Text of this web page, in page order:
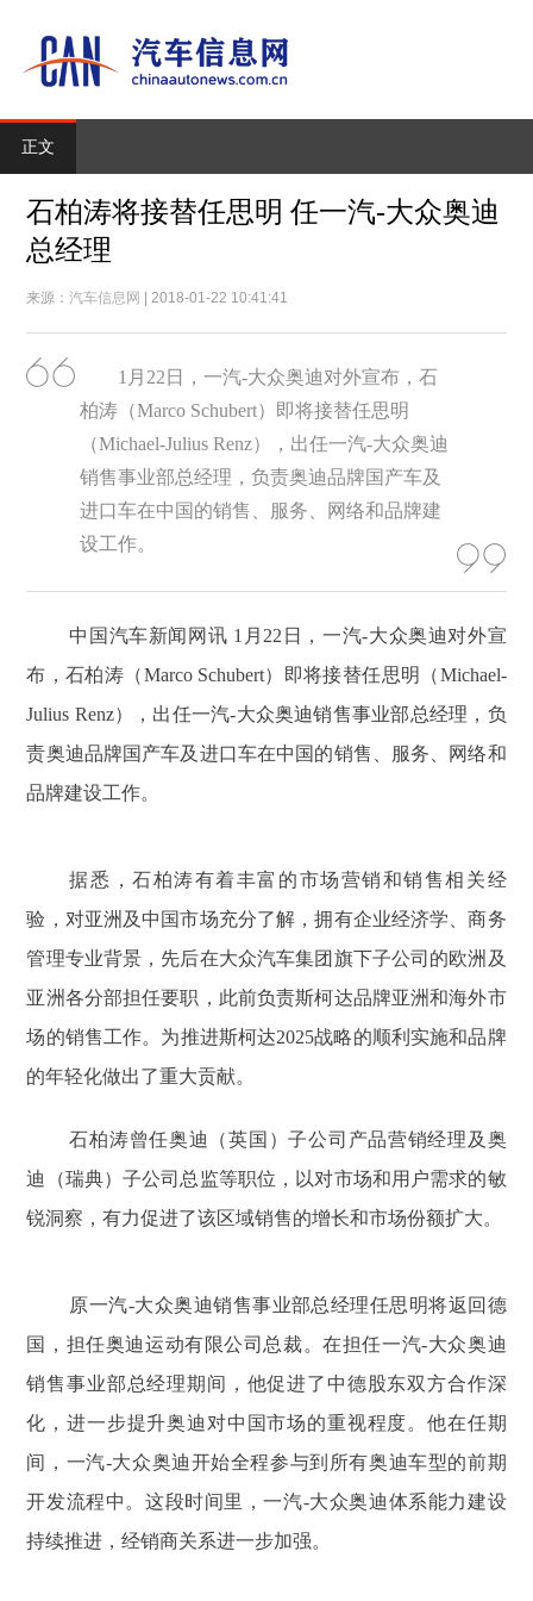
正文
石柏涛将接替任思明 任一汽-大众奥迪
总经理
来源：汽车信息网 | 2018-01-22 10:41:41
1月22日，一汽-大众奥迪对外宣布，石
柏涛（Marco Schubert）即将接替任思明
（Michael-Julius Renz），出任一汽-大众奥迪
销售事业部总经理，负责奥迪品牌国产车及
进口车在中国的销售、服务、网络和品牌建
设工作。
中国汽车新闻网讯 1月22日，一汽-大众奥迪对外宣
布，石柏涛（Marco Schubert）即将接替任思明（Michael-
Julius Renz），出任一汽-大众奥迪销售事业部总经理，负
责奥迪品牌国产车及进口车在中国的销售、服务、网络和
品牌建设工作。
据悉，石柏涛有着丰富的市场营销和销售相关经
验，对亚洲及中国市场充分了解，拥有企业经济学、商务
管理专业背景，先后在大众汽车集团旗下子公司的欧洲及
亚洲各分部担任要职，此前负责斯柯达品牌亚洲和海外市
场的销售工作。为推进斯柯达2025战略的顺利实施和品牌
的年轻化做出了重大贡献。
石柏涛曾任奥迪（英国）子公司产品营销经理及奥
迪（瑞典）子公司总监等职位，以对市场和用户需求的敏
锐洞察，有力促进了该区域销售的增长和市场份额扩大。
原一汽-大众奥迪销售事业部总经理任思明将返回德
国，担任奥迪运动有限公司总裁。在担任一汽-大众奥迪
销售事业部总经理期间，他促进了中德股东双方合作深
化，进一步提升奥迪对中国市场的重视程度。他在任期
间，一汽-大众奥迪开始全程参与到所有奥迪车型的前期
开发流程中。这段时间里，一汽-大众奥迪体系能力建设
持续推进，经销商关系进一步加强。